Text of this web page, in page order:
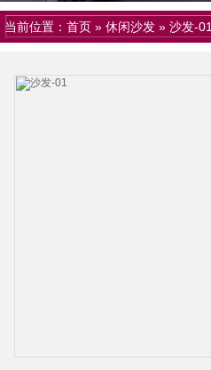
当前位置： 首页 » 休闲沙发 » 沙发-01